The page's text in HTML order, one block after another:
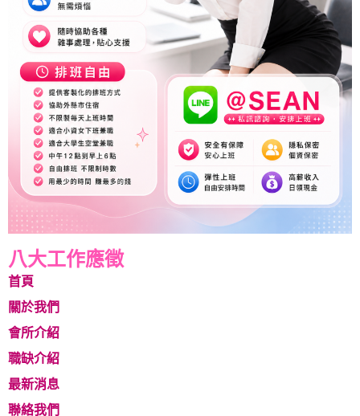
八大工作應徵
首頁
關於我們
會所介紹
職缺介紹
最新消息
聯絡我們